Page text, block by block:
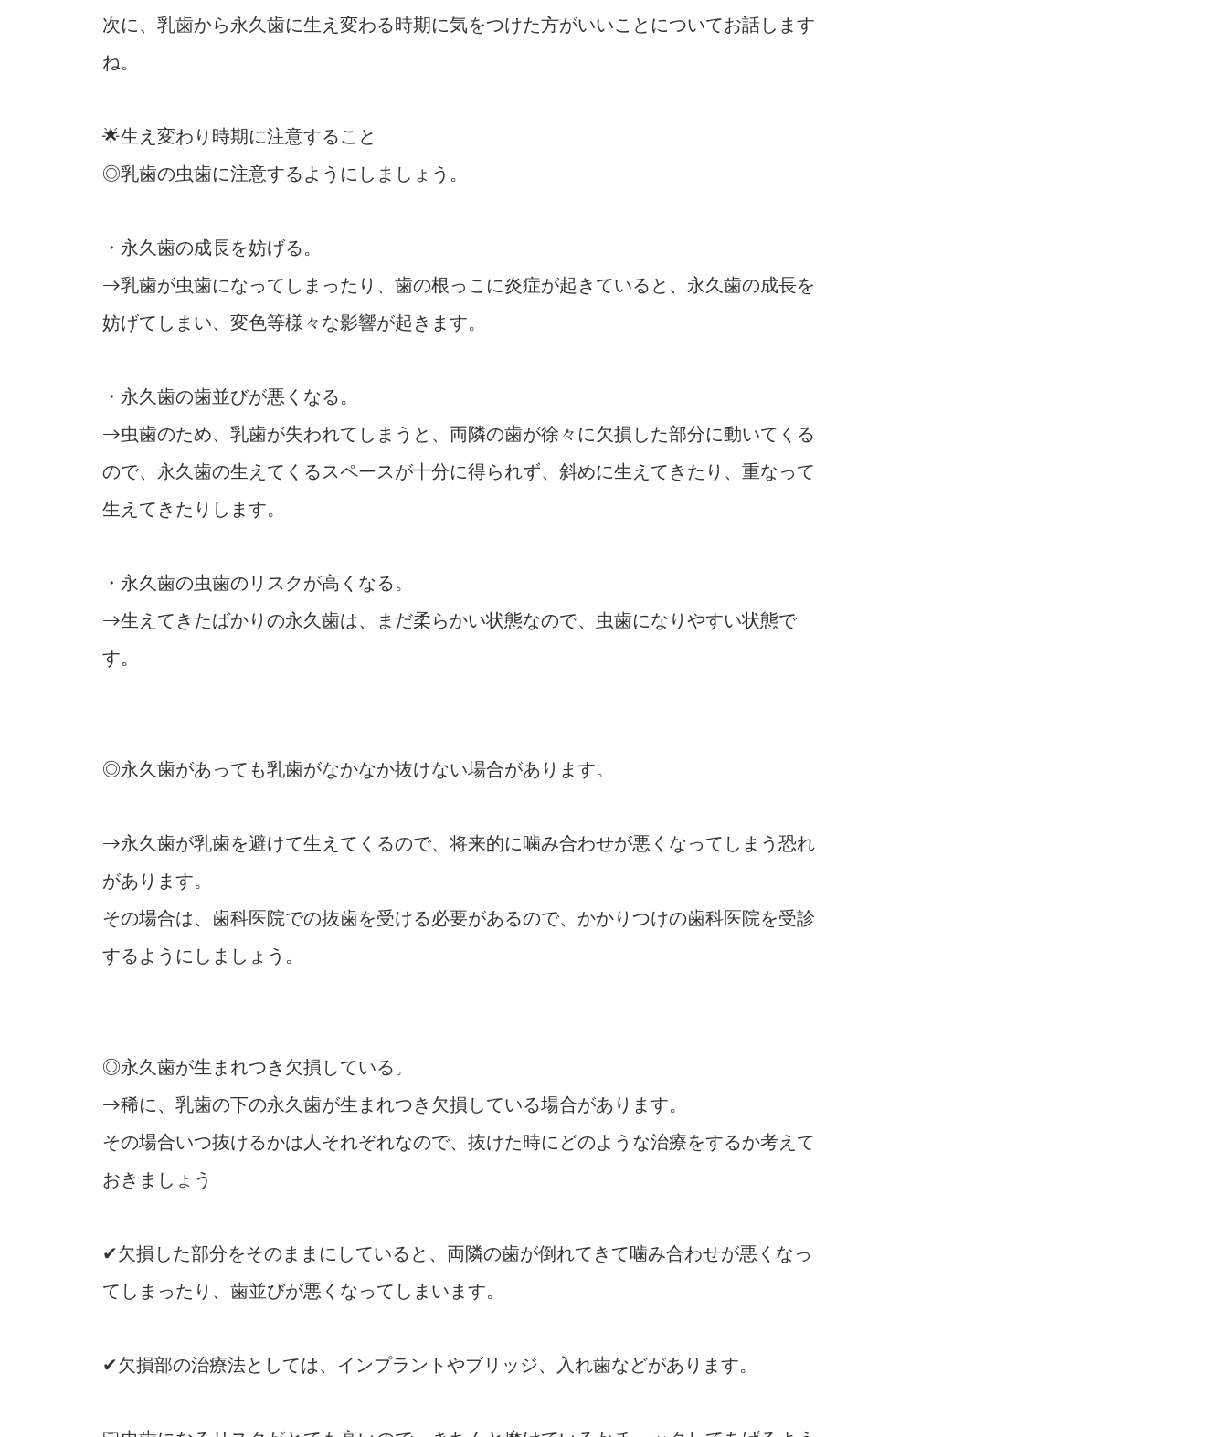
次に、乳歯から永久歯に生え変わる時期に気をつけた方がいいことについてお話します
ね。
🌟生え変わり時期に注意すること
◎乳歯の虫歯に注意するようにしましょう。
・永久歯の成長を妨げる。
→乳歯が虫歯になってしまったり、歯の根っこに炎症が起きていると、永久歯の成長を
妨げてしまい、変色等様々な影響が起きます。
・永久歯の歯並びが悪くなる。
→虫歯のため、乳歯が失われてしまうと、両隣の歯が徐々に欠損した部分に動いてくる
ので、永久歯の生えてくるスペースが十分に得られず、斜めに生えてきたり、重なって
生えてきたりします。
・永久歯の虫歯のリスクが高くなる。
→生えてきたばかりの永久歯は、まだ柔らかい状態なので、虫歯になりやすい状態で
す。
◎永久歯があっても乳歯がなかなか抜けない場合があります。
→永久歯が乳歯を避けて生えてくるので、将来的に噛み合わせが悪くなってしまう恐れ
があります。
その場合は、歯科医院での抜歯を受ける必要があるので、かかりつけの歯科医院を受診
するようにしましょう。
◎永久歯が生まれつき欠損している。
→稀に、乳歯の下の永久歯が生まれつき欠損している場合があります。
その場合いつ抜けるかは人それぞれなので、抜けた時にどのような治療をするか考えて
おきましょう
✔欠損した部分をそのままにしていると、両隣の歯が倒れてきて噛み合わせが悪くなっ
てしまったり、歯並びが悪くなってしまいます。
✔欠損部の治療法としては、インプラントやブリッジ、入れ歯などがあります。